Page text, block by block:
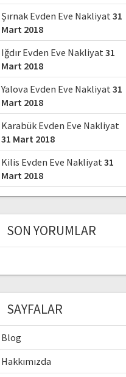
Şırnak Evden Eve Nakliyat31
Mart 2018
Iğdır Evden Eve Nakliyat31
Mart 2018
Yalova Evden Eve Nakliyat31
Mart 2018
Karabük Evden Eve Nakliyat
31 Mart 2018
Kilis Evden Eve Nakliyat31
Mart 2018
SON YORUMLAR
SAYFALAR
Blog
Hakkımızda